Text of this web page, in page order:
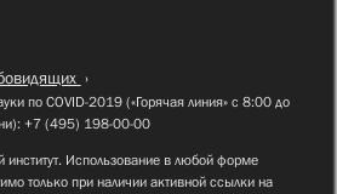
по COVID-2019 («Горячая линия» с 8:00 до
+7 (495) 198-00-00
институт. Использование в любой форме
только при наличии активной ссылки на